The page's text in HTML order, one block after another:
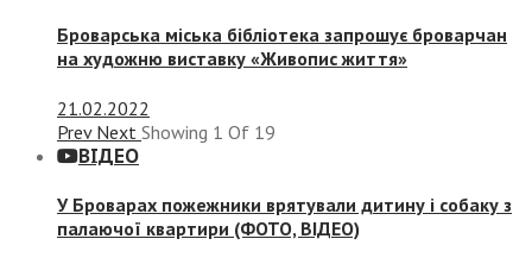
Броварська міська бібліотека запрошує броварчан
на художню виставку «Живопис життя»
21.02.2022
Prev Next Showing 1 Of 19
ВІДЕО
У Броварах пожежники врятували дитину і собаку з
палаючої квартири (ФОТО, ВІДЕО)